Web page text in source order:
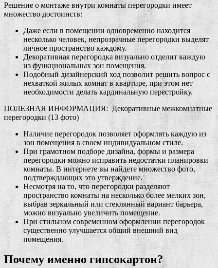
Решение о монтаже внутри комнаты перегородки имеет
множество достоинств:
Даже если в помещении одновременно находится
несколько человек, непрозрачные перегородки выделят
личное пространство каждому.
Декоративная перегородка визуально отделит каждую
из функциональных зон помещения.
Подобный дизайнерский ход позволит решить вопрос с
нехваткой жилых комнат в квартире, при этом нет
необходимости делать кардинальную перестройку.
ПОЛЕЗНАЯ ИНФОРМАЦИЯ: Декоративные межкомнатные
перегородки (13 фото)
Наличие перегородок позволяет оформлять каждую из
зон помещения в своем индивидуальном стиле.
При грамотном подборе дизайна, формы и размера
перегородки можно исправить недостатки планировки
комнаты. В интернете вы найдете множество фото,
подтверждающих это утверждение.
Несмотря на то, что перегородки разделяют
пространство комнаты на несколько более мелких зон,
выбрав зеркальный или стеклянный вариант барьера,
можно визуально увеличить помещение.
При стильном современном оформлении перегородок
существенно улучшается общий внешний вид
помещения.
Почему именно гипсокартон?